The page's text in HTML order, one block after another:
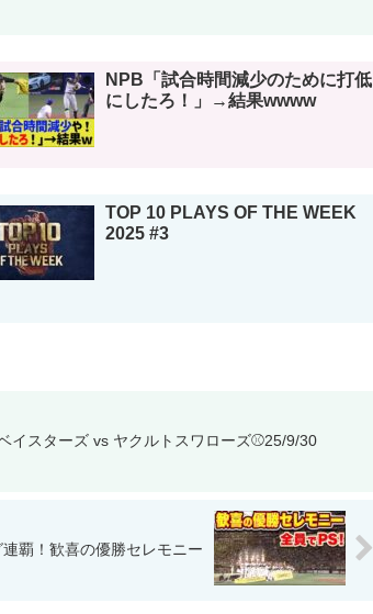
NPB「試合時間減少のために打低
にしたろ！」→結果wwww
TOP 10 PLAYS OF THE WEEK
2025 #3
イスターズ vs ヤクルトスワローズ⚾25/9/30
連覇！歓喜の優勝セレモニー